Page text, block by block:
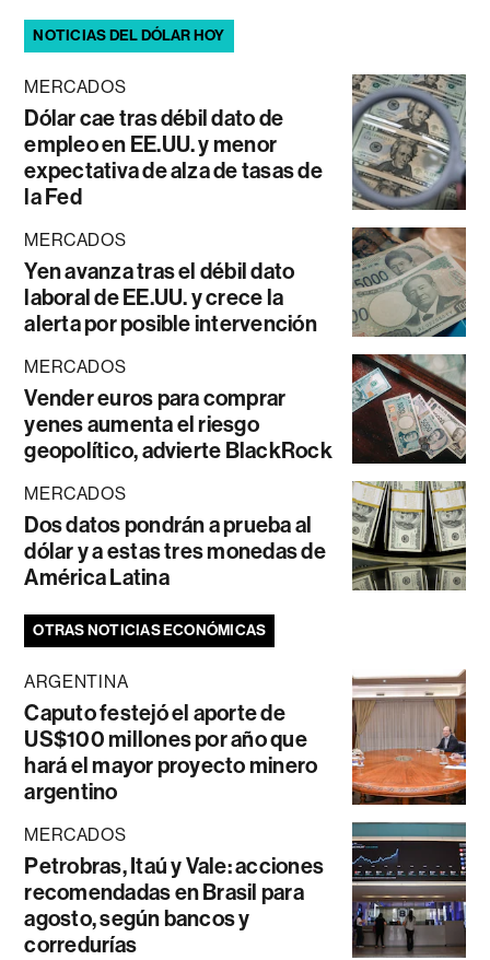
NOTICIAS DEL DÓLAR HOY
MERCADOS
Dólar cae tras débil dato de
empleo en EE.UU. y menor
expectativa de alza de tasas de
la Fed
MERCADOS
Yen avanza tras el débil dato
laboral de EE.UU. y crece la
alerta por posible intervención
MERCADOS
Vender euros para comprar
yenes aumenta el riesgo
geopolítico, advierte BlackRock
MERCADOS
Dos datos pondrán a prueba al
dólar y a estas tres monedas de
América Latina
OTRAS NOTICIAS ECONÓMICAS
ARGENTINA
Caputo festejó el aporte de
US$100 millones por año que
hará el mayor proyecto minero
argentino
MERCADOS
Petrobras, Itaú y Vale: acciones
recomendadas en Brasil para
agosto, según bancos y
corredurías